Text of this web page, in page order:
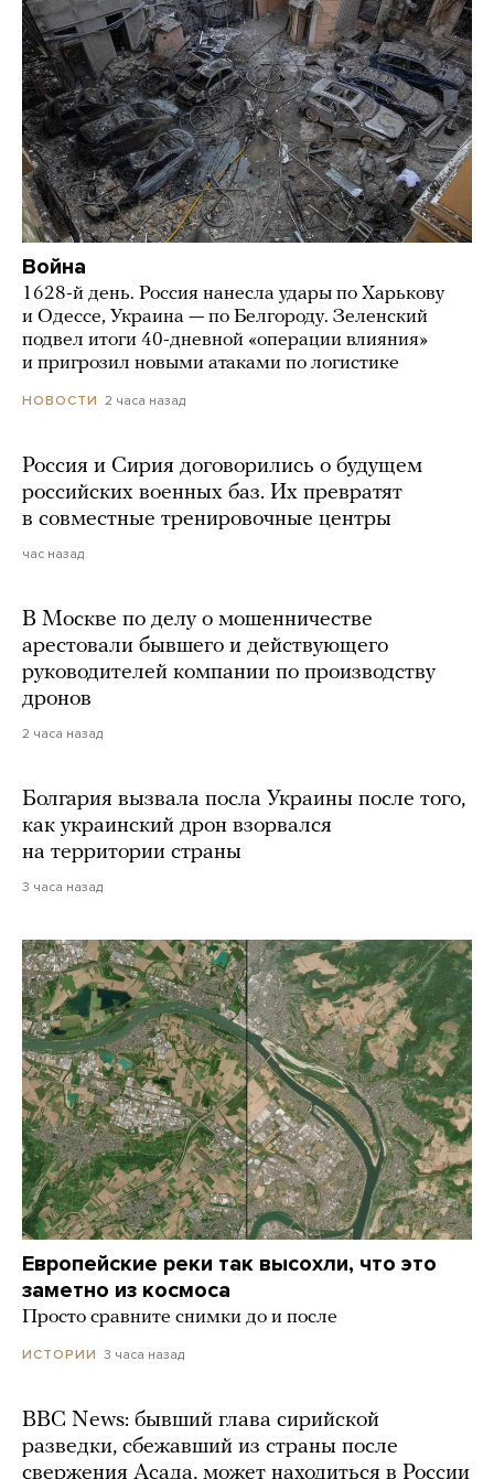
Война
1628-й день. Россия нанесла удары по Харькову
и Одессе, Украина — по Белгороду. Зеленский
подвел итоги 40-дневной «операции влияния»
и пригрозил новыми атаками по логистике
НОВОСТИ 2 часа назад
Россия и Сирия договорились о будущем
российских военных баз. Их превратят
в совместные тренировочные центры
час назад
В Москве по делу о мошенничестве
арестовали бывшего и действующего
руководителей компании по производству
дронов
2 часа назад
Болгария вызвала посла Украины после того,
как украинский дрон взорвался
на территории страны
3 часа назад
Европейские реки так высохли, что это
заметно из космоса
Просто сравните снимки до и после
ИСТОРИИ 3 часа назад
BBC News: бывший глава сирийской
разведки, сбежавший из страны после
свержения Асада, может находиться в России